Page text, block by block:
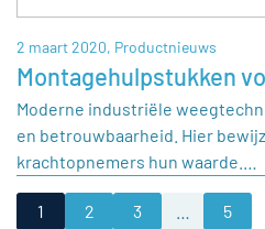
2 maart 2020, Productnieuws
Montagehulpstukken
Moderne industriële
en betrouwbaarheid. Hier
krachtopnemers hun waarde.…
1 2 3 5